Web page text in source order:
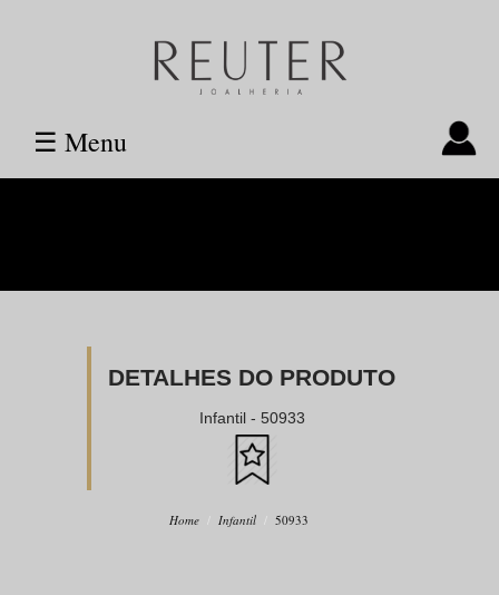
☰ Menu
DETALHES DO PRODUTO
Infantil - 50933
Home Infantil 50933